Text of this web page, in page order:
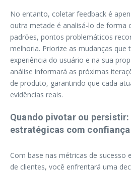
No entanto, coletar feedback é
outra metade é analisá-lo de forma
padrões, pontos problemáticos
melhoria. Priorize as mudanças
experiência do usuário e na sua
análise informará as próximas
de produto, garantindo que cada
evidências reais.
Quando pivotar ou
estratégicas com confiança
Com base nas métricas de sucesso
de clientes, você enfrentará uma